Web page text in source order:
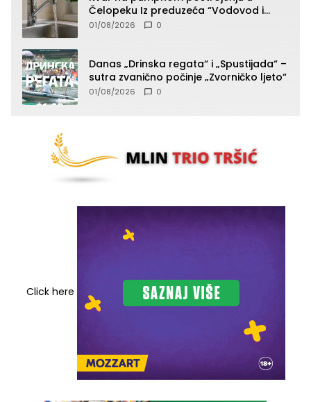
Čelopeku Iz preduzeća “Vodovod i
komunalije”
01/08/2026 0
Danas „Drinska regata“ i „Spustijada“ –
sutra zvanično počinje „Zvorničko ljeto“
01/08/2026 0
Click here